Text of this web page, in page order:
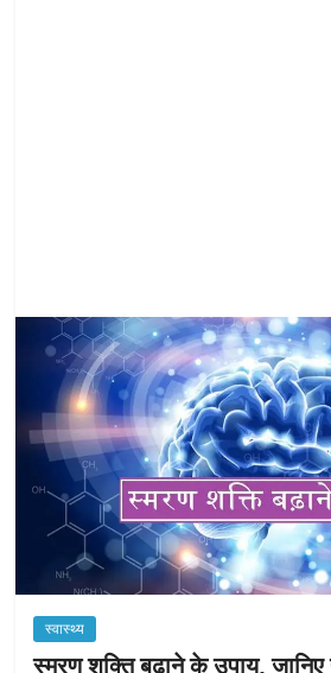
स्वास्थ्य
स्मरण शक्ति बढ़ाने के उपाय, जानिए